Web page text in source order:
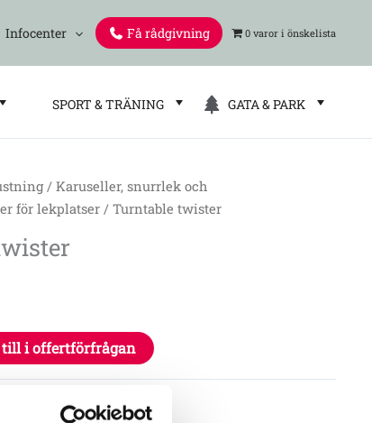
Infocenter Få rådgivning 0 varor
SPORT & TRÄNING GATA & PARK
/Karuseller, snurrlek och
för lekplatser / Turntable twister
till i offertförfrågan